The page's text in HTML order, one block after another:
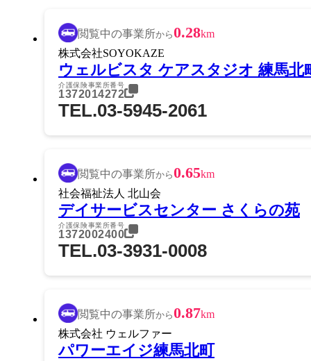
閲覧中の事業所から0.28km
株式会社SOYOKAZE
ウェルビスタ ケアスタジオ 練馬北
介護保険事業所番号
1372014272
TEL.03-5945-2061
閲覧中の事業所から0.65km
社会福祉法人 北山会
デイサービスセンター さくらの苑
介護保険事業所番号
1372002400
TEL.03-3931-0008
閲覧中の事業所から0.87km
株式会社 ウェルファー
パワーエイジ練馬北町